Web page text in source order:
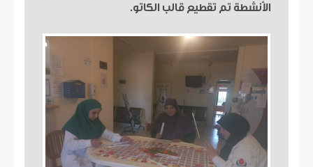
الأنشطة تم تقطيع قالب الكاتو.